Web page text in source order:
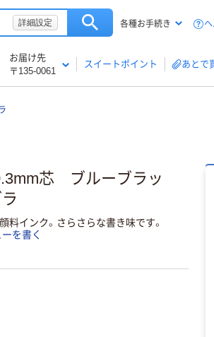
詳細設定 各種お手続き
お届け先
〒135-0061
スイートポイント あとで
芯 ブルーブラッ
インク。さらさらな書き味です。
を書く